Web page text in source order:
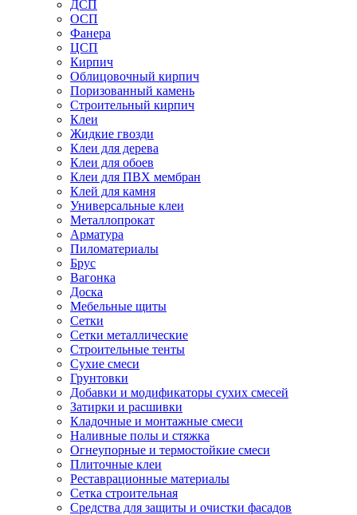
ДСП
ОСП
Фанера
ЦСП
Кирпич
Облицовочный кирпич
Поризованный камень
Строительный кирпич
Клеи
Жидкие гвозди
Клеи для дерева
Клеи для обоев
Клеи для ПВХ мембран
Клей для камня
Универсальные клеи
Металлопрокат
Арматура
Пиломатериалы
Брус
Вагонка
Доска
Мебельные щиты
Сетки
Сетки металлические
Строительные тенты
Сухие смеси
Грунтовки
Добавки и модификаторы сухих смесей
Затирки и расшивки
Кладочные и монтажные смеси
Наливные полы и стяжка
Огнеупорные и термостойкие смеси
Плиточные клеи
Реставрационные материалы
Сетка строительная
Средства для защиты и очистки фасадов